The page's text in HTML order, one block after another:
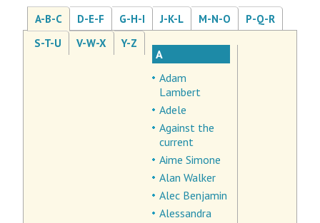
A-B-C D-E-F G-H-I J-K-L M-N-O
P-Q-R
S-T-U
V-W-X Y-Z
A
Adam
Lambert
Adele
Against the
current
Aime Simone
Alan Walker
Alec Benjamin
Alessandra